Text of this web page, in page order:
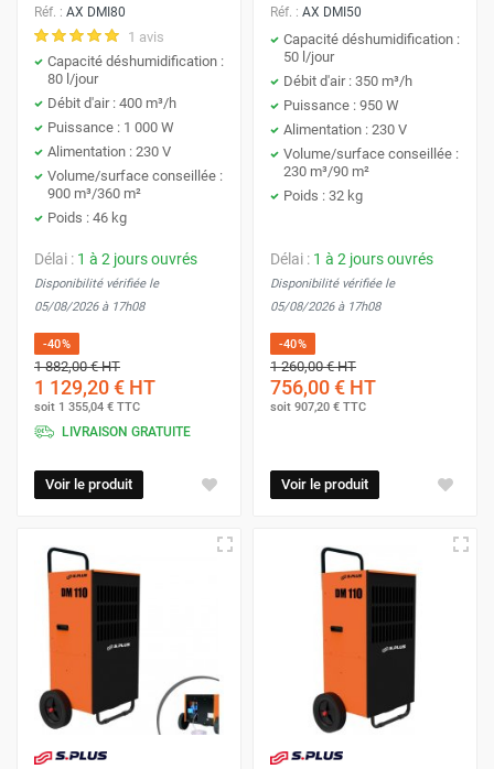
Réf. : AX DMI80
1 avis
Capacité déshumidification :
80 l/jour
Débit d'air : 400 m³/h
Puissance : 1 000 W
Alimentation : 230 V
Volume/surface conseillée :
900 m³/360 m²
Poids : 46 kg
Délai : 1 à 2 jours ouvrés
Disponibilité vérifiée le
05/08/2026 à 17h08
-40%
1 882,00 €HT
1 129,20 € HT
soit 1 355,04 € TTC
LIVRAISON GRATUITE
Voir le produit
Réf. : AX DMI50
Capacité déshumidification :
50 l/jour
Débit d'air : 350 m³/h
Puissance : 950 W
Alimentation : 230 V
Volume/surface conseillée :
230 m³/90 m²
Poids : 32 kg
Délai : 1 à 2 jours ouvrés
Disponibilité vérifiée le
05/08/2026 à 17h08
-40%
1 260,00 €HT
756,00 € HT
soit 907,20 € TTC
Voir le produit